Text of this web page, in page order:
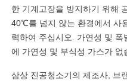
한 기계고장을 방지하기 위해
40℃를 넘지 않는 환경에서 사
력하여 주십시오. 가연성 및
에 가연성 및 부식성 가스가 없
삼상 진공청소기의 제조사, 브